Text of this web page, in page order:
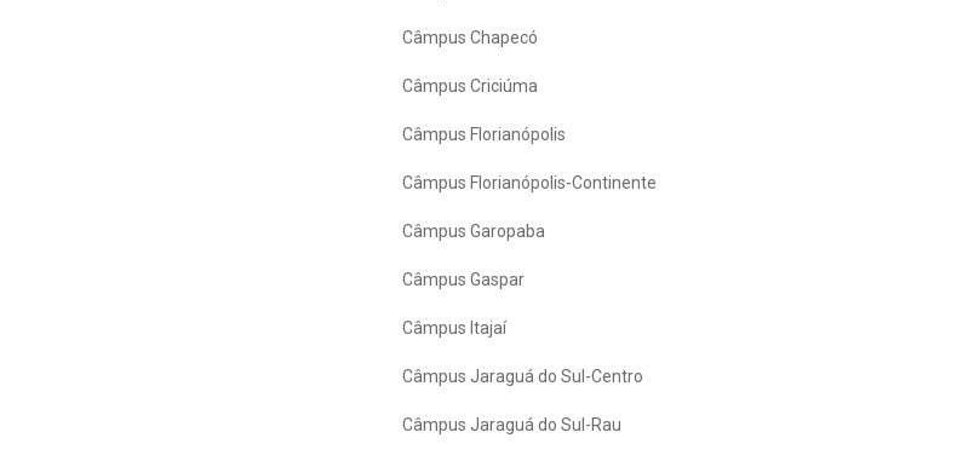
Câmpus Chapecó
Câmpus Criciúma
Câmpus Florianópolis
Câmpus Florianópolis-Continente
Câmpus Garopaba
Câmpus Gaspar
Câmpus Itajaí
Câmpus Jaraguá do Sul-Centro
Câmpus Jaraguá do Sul-Rau